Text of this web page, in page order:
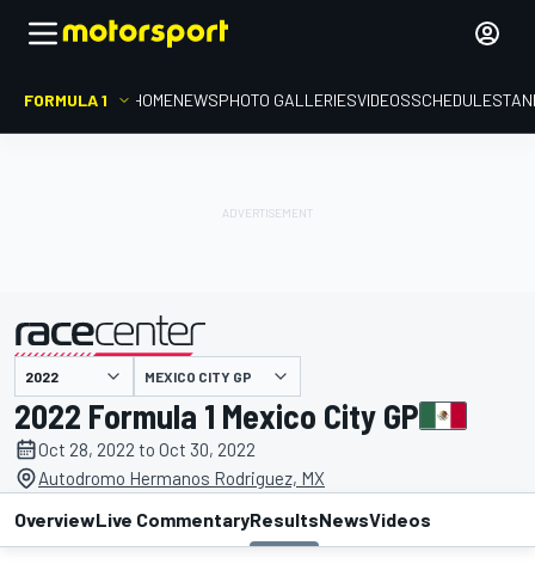
FORMULA 1 HOMENEWSPHOTO GALLERIESVIDEOSSCHEDULE
presented by MEXICO CITY GP
2022 Formula 1 Mexico City GP
Oct 28, 2022 to Oct 30, 2022
Autodromo Hermanos Rodriguez, MX
OverviewLive CommentaryResultsNewsVideos